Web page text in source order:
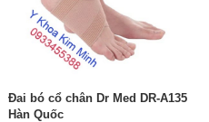
Đai bó cổ chân Dr Med DR-A135
Hàn Quốc